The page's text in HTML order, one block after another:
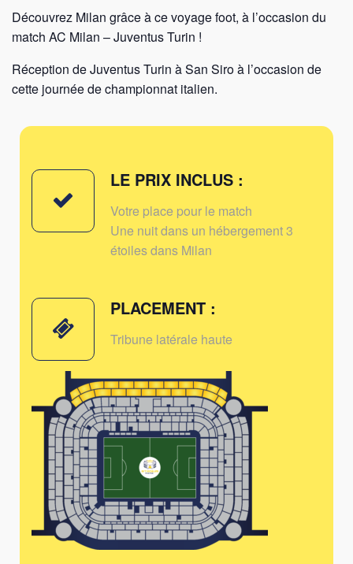
Découvrez Milan grâce à ce voyage foot, à l’occasion du
match AC Milan – Juventus Turin !
Réception de Juventus Turin à San Siro à l’occasion de
cette journée de championnat italien.
LE PRIX INCLUS :
Votre place pour le match
Une nuit dans un hébergement 3
étoiles dans Milan
PLACEMENT :
Tribune latérale haute